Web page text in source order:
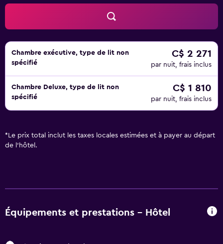
Chambre exécutive, type de lit non
spécifié
C$ 2 271
par nuit, frais inclus
Chambre Deluxe, type de lit non
spécifié
C$ 1 810
par nuit, frais inclus
* Le prix total inclut les taxes locales estimées et à payer au départ
de l'hôtel.
Équipements et prestations - Hôtel